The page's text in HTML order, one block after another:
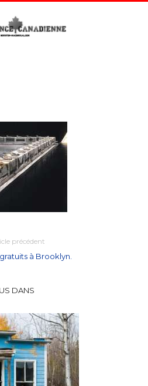
précédent
à Brooklyn.
DANS